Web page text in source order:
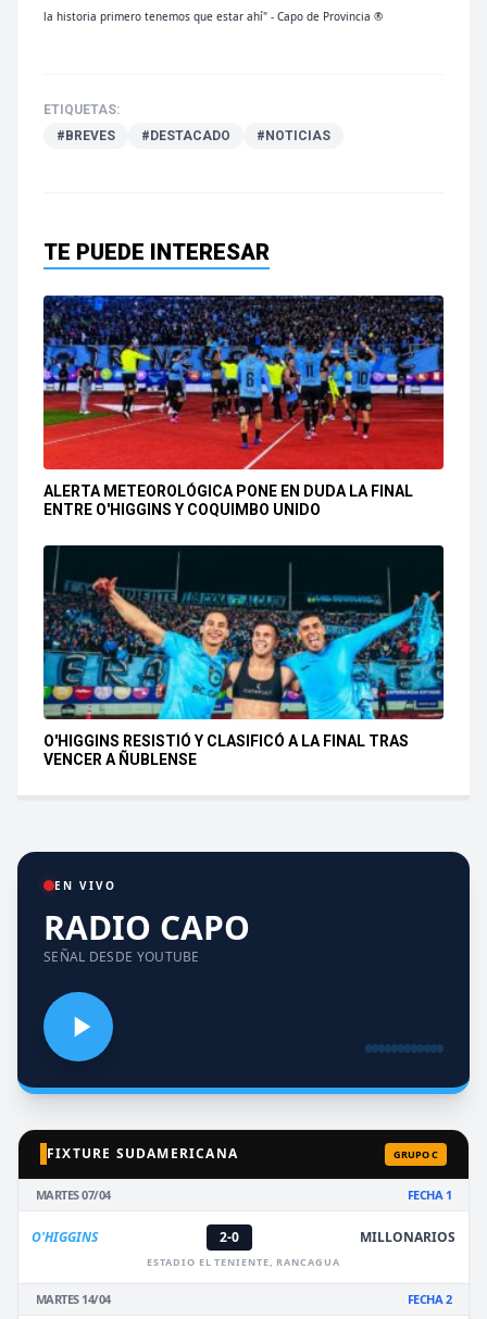
la historia primero tenemos que estar ahí" - Capo de Provincia ®
ETIQUETAS:
#BREVES
#DESTACADO #NOTICIAS
TE PUEDE INTERESAR
ALERTA METEOROLÓGICA PONE EN DUDA LA FINAL
ENTRE O'HIGGINS Y COQUIMBO UNIDO
O'HIGGINS RESISTIÓ Y CLASIFICÓ A LA FINAL TRAS
VENCER A ÑUBLENSE
EN VIVO
RADIO CAPO
SEÑAL DESDE YOUTUBE
FIXTURE SUDAMERICANA GRUPO C
MARTES 07/04 FECHA 1
O'HIGGINS 2-0 MILLONARIOS
ESTADIO EL TENIENTE, RANCAGUA
MARTES 14/04 FECHA 2